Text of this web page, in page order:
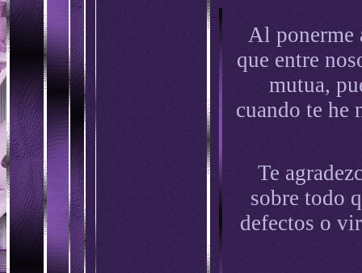
Al ponerme
que entre
mutua,
cuando te he
Te
sobre todo
defectos o